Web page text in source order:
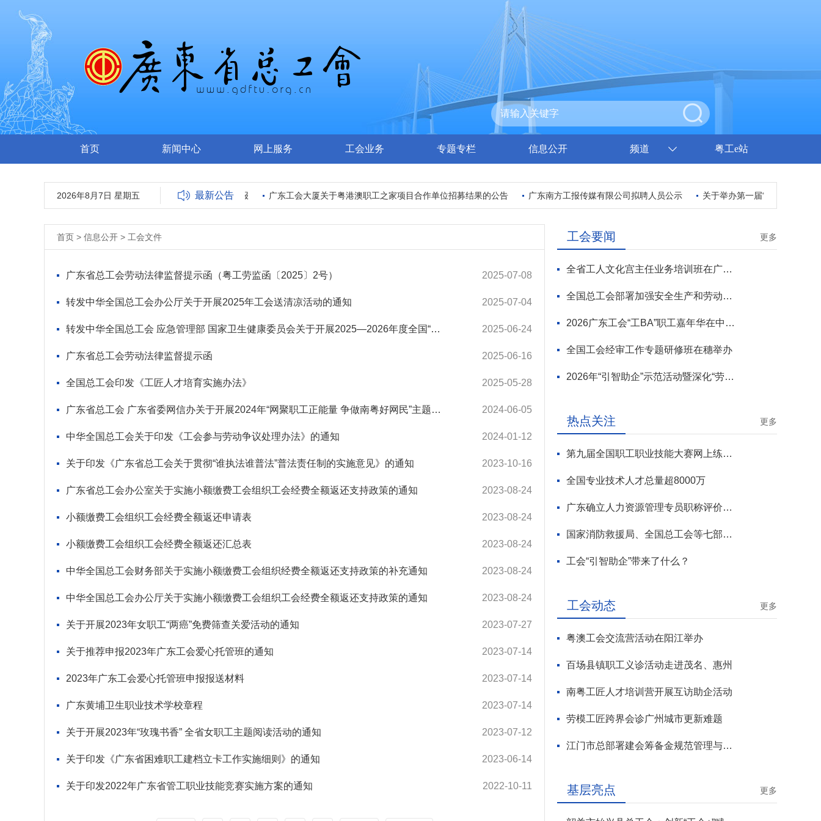
首页 新闻中心 网上服务 工会业务 专题专栏 信息公开 频道 粤工e站
2026年8月7日 星期五 最新公告
会关于“奋进十五五 粤工走在前”主题征文活动获奖情况的通报 广东工会大厦关于粤港澳职工之家项目合作单位招募结果的公告 广东南方工报传媒有限公司拟聘人员公示 关于举办第一届“百工文学榜”广
首页 > 信息公开 > 工会文件
广东省总工会劳动法律监督提示函（粤工劳监函〔2025〕2号） 2025-07-08
转发中华全国总工会办公厅关于开展2025年工会送清凉活动的通知 2025-07-04
转发中华全国总工会 应急管理部 国家卫生健康委员会关于开展2025—2026年度全国“安康杯”竞赛活动的通知 2025-06-24
广东省总工会劳动法律监督提示函 2025-06-16
全国总工会印发《工匠人才培育实施办法》 2025-05-28
广东省总工会 广东省委网信办关于开展2024年“网聚职工正能量 争做南粤好网民”主题活动的通知 2024-06-05
中华全国总工会关于印发《工会参与劳动争议处理办法》的通知 2024-01-12
关于印发《广东省总工会关于贯彻“谁执法谁普法”普法责任制的实施意见》的通知 2023-10-16
广东省总工会办公室关于实施小额缴费工会组织工会经费全额返还支持政策的通知 2023-08-24
小额缴费工会组织工会经费全额返还申请表 2023-08-24
小额缴费工会组织工会经费全额返还汇总表 2023-08-24
中华全国总工会财务部关于实施小额缴费工会组织经费全额返还支持政策的补充通知 2023-08-24
中华全国总工会办公厅关于实施小额缴费工会组织工会经费全额返还支持政策的通知 2023-08-24
关于开展2023年女职工“两癌”免费筛查关爱活动的通知 2023-07-27
关于推荐申报2023年广东工会爱心托管班的通知 2023-07-14
2023年广东工会爱心托管班申报报送材料 2023-07-14
广东黄埔卫生职业技术学校章程 2023-07-14
关于开展2023年“玫瑰书香” 全省女职工主题阅读活动的通知 2023-07-12
关于印发《广东省困难职工建档立卡工作实施细则》的通知 2023-06-14
关于印发2022年广东省管工职业技能竞赛实施方案的通知 2022-10-11
工会要闻 更多
全省工人文化宫主任业务培训班在广州开班
全国总工会部署加强安全生产和劳动保护工作
2026广东工会“工BA”职工嘉年华在中山举行
全国工会经审工作专题研修班在穗举办
2026年“引智助企”示范活动暨深化“劳模工匠进万企”专项行动启动
热点关注 更多
第九届全国职工职业技能大赛网上练兵正式启动
全国专业技术人才总量超8000万
广东确立人力资源管理专员职称评价标准
国家消防救援局、全国总工会等七部门联合部署 开展全民消防安全素质提升行动
工会“引智助企”带来了什么？
工会动态 更多
粤澳工会交流营活动在阳江举办
百场县镇职工义诊活动走进茂名、惠州
南粤工匠人才培训营开展互访助企活动
劳模工匠跨界会诊广州城市更新难题
江门市总部署建会筹备金规范管理与基层工会组建攻坚行动
基层亮点 更多